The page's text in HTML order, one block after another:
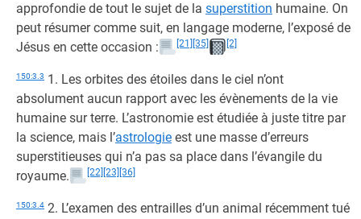
approfondie de tout le sujet de la superstition humaine. On
peut résumer comme suit, en langage moderne, l’exposé de
Jésus en cette occasion :
[21] [35] [2]
150:3.3 1. Les orbites des étoiles dans le ciel n’ont
absolument aucun rapport avec les évènements de la vie
humaine sur terre. L’astronomie est étudiée à juste titre par
la science, mais l’astrologie est une masse d’erreurs
superstitieuses qui n’a pas sa place dans l’évangile du
royaume.
[22] [23] [36]
150:3.4 2. L’examen des entrailles d’un animal récemment tué